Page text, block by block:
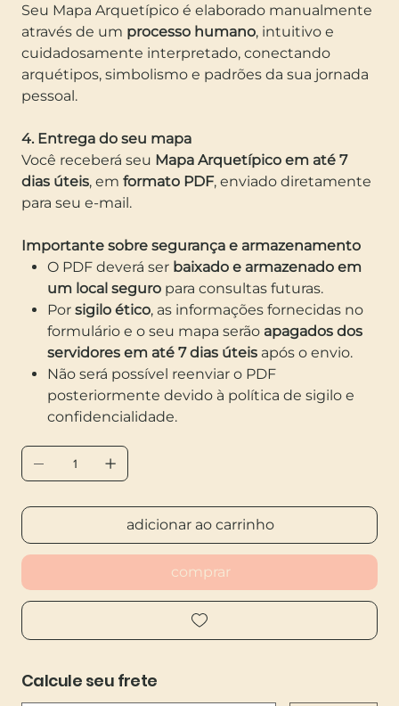
Seu Mapa Arquetípico é elaborado manualmente
através de um processo humano, intuitivo e
cuidadosamente interpretado, conectando
arquétipos, simbolismo e padrões da sua jornada
pessoal.
4. Entrega do seu mapa
Você receberá seu Mapa Arquetípico em até 7
dias úteis, em formato PDF, enviado diretamente
para seu e-mail.
Importante sobre segurança e armazenamento
O PDF deverá ser baixado e armazenado em
um local seguropara consultas futuras.
Por sigilo ético, as informações fornecidas no
formulário e o seu mapa serão apagados dos
servidores em até 7 dias úteisapós o envio.
Não será possível reenviar o PDF
posteriormente devido à política de sigilo e
confidencialidade.
adicionar ao carrinho
comprar
Calcule seu frete